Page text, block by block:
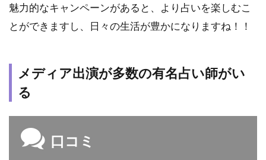
玲巳
薫子
先生
ホワ
イト
ロー
ズ先
魅力的なキャンペーンがあると、より占いを楽しむこ
とができますし、日々の生活が豊かになりますね！！
メディア出演が多数の有名占い師がい
る
口コミ